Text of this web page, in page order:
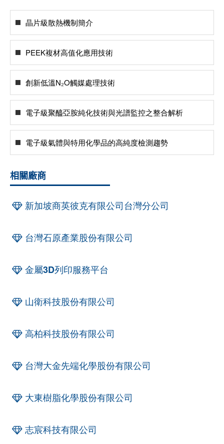
晶片級散熱機制簡介
PEEK複材高值化應用技術
創新低溫N₂O觸媒處理技術
電子級聚醯亞胺純化技術與光譜監控之整合解析
電子級氣體與特用化學品的高純度檢測趨勢
相關廠商
新加坡商英彼克有限公司台灣分公司
台灣石原產業股份有限公司
金屬3D列印服務平台
山衛科技股份有限公司
高柏科技股份有限公司
台灣大金先端化學股份有限公司
大東樹脂化學股份有限公司
志宸科技有限公司